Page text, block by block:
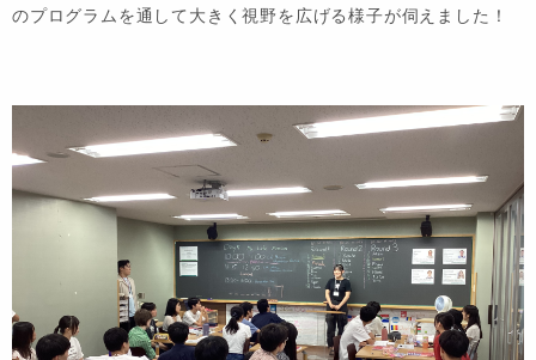
のプログラムを通して大きく視野を広げる様子が伺えました！